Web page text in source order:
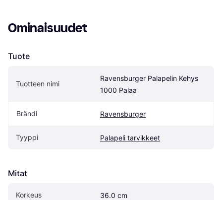
Ominaisuudet
Tuote
Tuotteen nimi
Ravensburger Palapelin Kehys
1000 Palaa
Brändi Ravensburger
Tyyppi Palapeli tarvikkeet
Mitat
Korkeus 36.0 cm